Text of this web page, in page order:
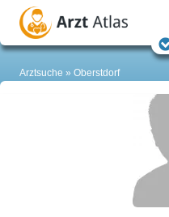
Arztsuche Oberstdorf